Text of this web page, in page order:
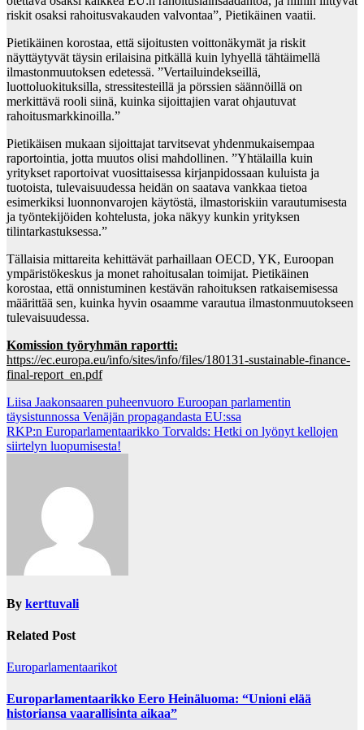
riskit osaksi rahoitusvakauden valvontaa”, Pietikäinen vaatii.
Pietikäinen korostaa, että sijoitusten voittonäkymät ja riskit
näyttäytyvät täysin erilaisina pitkällä kuin lyhyellä tähtäimellä
ilmastonmuutoksen edetessä. ”Vertailuindekseillä,
luottoluokituksilla, stressitesteillä ja pörssien säännöillä on
merkittävä rooli siinä, kuinka sijoittajien varat ohjautuvat
rahoitusmarkkinoilla.”
Pietikäisen mukaan sijoittajat tarvitsevat yhdenmukaisempaa
raportointia, jotta muutos olisi mahdollinen. ”Yhtälailla kuin
yritykset raportoivat vuosittaisessa kirjanpidossaan kuluista ja
tuotoista, tulevaisuudessa heidän on saatava vankkaa tietoa
esimerkiksi luonnonvarojen käytöstä, ilmastoriskiin varautumisesta
ja työntekijöiden kohtelusta, joka näkyy kunkin yrityksen
tilintarkastuksessa.”
Tällaisia mittareita kehittävät parhaillaan OECD, YK, Euroopan
ympäristökeskus ja monet rahoitusalan toimijat. Pietikäinen
korostaa, että onnistuminen kestävän rahoituksen ratkaisemisessa
määrittää sen, kuinka hyvin osaamme varautua ilmastonmuutokseen
tulevaisuudessa.
Komission työryhmän raportti:
https://ec.europa.eu/info/sites/info/files/180131-sustainable-finance-
final-report_en.pdf
Post
navigation
Liisa Jaakonsaaren puheenvuoro Euroopan parlamentin
täysistunnossa Venäjän propagandasta EU:ssa
RKP:n Europarlamentaarikko Torvalds: Hetki on lyönyt kellojen
siirtelyn luopumisesta!
By kerttuvali
Related Post
Europarlamentaarikot
Europarlamentaarikko Eero Heinäluoma: “Unioni elää
historiansa vaarallisinta aikaa”